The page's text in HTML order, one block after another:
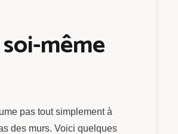
même
pas tout simplement à
des murs. Voici quelques